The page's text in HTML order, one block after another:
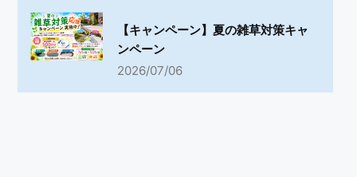
【キャンペーン】夏の雑草対策キャ
ンペーン
2026/07/06